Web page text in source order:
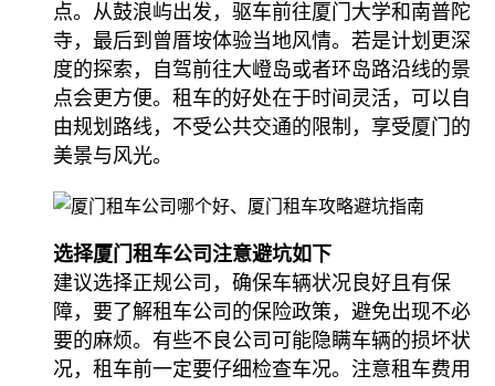
点。从鼓浪屿出发，驱车前往厦门大学和南普陀
寺，最后到曾厝垵体验当地风情。若是计划更深
度的探索，自驾前往大嶝岛或者环岛路沿线的景
点会更方便。租车的好处在于时间灵活，可以自
由规划路线，不受公共交通的限制，享受厦门的
美景与风光。
选择厦门租车公司注意避坑如下
建议选择正规公司，确保车辆状况良好且有保
障，要了解租车公司的保险政策，避免出现不必
要的麻烦。有些不良公司可能隐瞒车辆的损坏状
况，租车前一定要仔细检查车况。注意租车费用